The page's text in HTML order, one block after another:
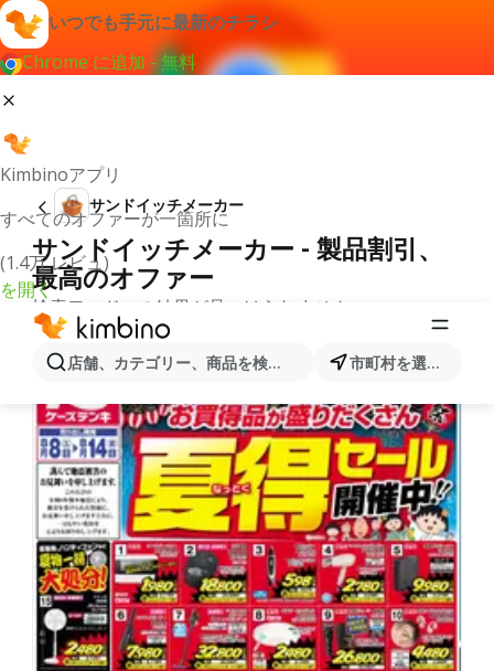
いつでも手元に最新のチラシ
Chrome に追加 - 無料
Kimbinoアプリ
すべてのオファーが一箇所に
(1.4万 レビュ)
を開く
店舗、カテゴリー、商品を検索... 市町村を選択します
サンドイッチメーカー
サンドイッチメーカー - 製品割引、
最高のオファー
検索ワードへの結果が見つけられません。
カテゴリーからの別のチラシ